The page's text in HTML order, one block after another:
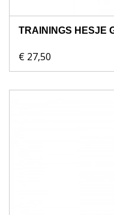
TRAININGS HESJE
€ 27,50